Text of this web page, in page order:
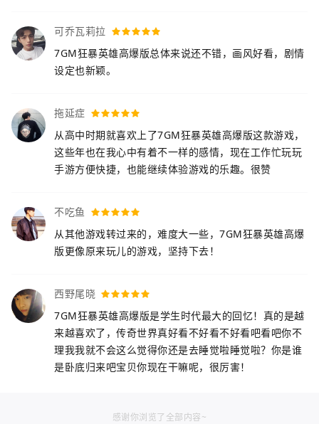
可乔瓦莉拉
7GM狂暴英雄高爆版总体来说还不错，画风好看，剧情
设定也新颖。
拖延症
从高中时期就喜欢上了7GM狂暴英雄高爆版这款游戏，
这些年也在我心中有着不一样的感情，现在工作忙玩玩
手游方便快捷，也能继续体验游戏的乐趣。很赞
不吃鱼
从其他游戏转过来的，难度大一些，7GM狂暴英雄高爆
版更像原来玩儿的游戏，坚持下去！
西野尾晓
7GM狂暴英雄高爆版是学生时代最大的回忆！真的是越
来越喜欢了，传奇世界真好看不好看不好看吧看吧你不
理我我就不会这么觉得你还是去睡觉啦睡觉啦？你是谁
是卧底归来吧宝贝你现在干嘛呢，很厉害！
感谢你浏览了全部内容~